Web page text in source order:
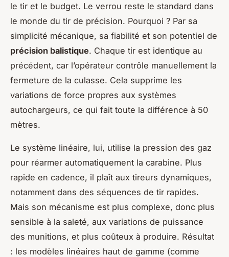
le tir et le budget. Le verrou reste le standard dans
le monde du tir de précision. Pourquoi ? Par sa
simplicité mécanique, sa fiabilité et son potentiel de
précision balistique. Chaque tir est identique au
précédent, car l’opérateur contrôle manuellement la
fermeture de la culasse. Cela supprime les
variations de force propres aux systèmes
autochargeurs, ce qui fait toute la différence à 50
mètres.
Le système linéaire, lui, utilise la pression des gaz
pour réarmer automatiquement la carabine. Plus
rapide en cadence, il plaît aux tireurs dynamiques,
notamment dans des séquences de tir rapides.
Mais son mécanisme est plus complexe, donc plus
sensible à la saleté, aux variations de puissance
des munitions, et plus coûteux à produire. Résultat
: les modèles linéaires haut de gamme (comme